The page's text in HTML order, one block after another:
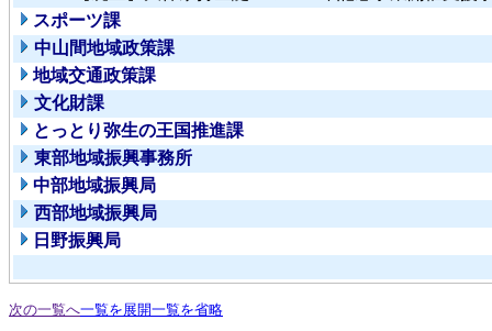
スポーツ課
中山間地域政策課
地域交通政策課
文化財課
とっとり弥生の王国推進課
東部地域振興事務所
中部地域振興局
西部地域振興局
日野振興局
次の一覧へ一覧を展開一覧を省略